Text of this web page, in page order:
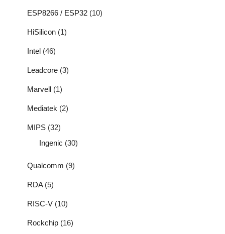
ESP8266 / ESP32 (10)
HiSilicon (1)
Intel (46)
Leadcore (3)
Marvell (1)
Mediatek (2)
MIPS (32)
Ingenic (30)
Qualcomm (9)
RDA(5)
RISC-V (10)
Rockchip (16)